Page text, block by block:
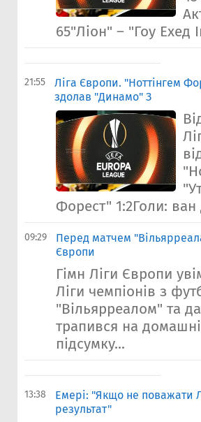
65"Ліон" – "Гоу Ехед
21:55
Ліга Європи. "Ноттінгем
здолав "Динамо" З
Форест" 1:2Голи: ван
09:29
Перед матчем
Європи
Гімн Ліги Європи
Ліги чемпіонів з
"Вільярреалом" та
трапився на
підсумку...
13:38
Емері: "Якщо не поважати
результат"